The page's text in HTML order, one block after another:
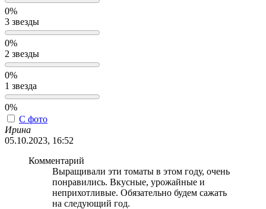
0%
3 звезды
0%
2 звезды
0%
1 звезда
0%
С фото
Ирина
05.10.2023, 16:52
Комментарий
Выращивали эти томаты в этом году, очень
понравились. Вкусные, урожайные и
неприхотливые. Обязательно будем сажать
на следующий год.